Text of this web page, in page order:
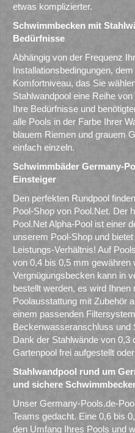
etwas komplizierter.
Schwimmbecken mit
Bedürfnisse
Abhängig von der Frequenz
Installationsbedingungen,
Komfortniveau, das Sie
Stahlwandpool eine Reihe
Ihre Bedürfnisse und
alle Pools in der Farbe Ihrer
blauem Riemen und grauem
einfach einzeln.
Schwimmbäder Germany-
Einsteiger
Den perfekten Rundpool
Pool-Shop von Pool.Net. Der
Pool.Net Alpha-Pool ist einer
unserem Pool-Shop und
Leistungs-Verhältnis! Auf
von 0,4 bis 0,5 mm
Vergnügungsbecken kann in
bestellt werden, es wird
Poolausstattung mit Zubehör
einem passenden
Beckenwasseranschluss
Dank der Stahlwände von 0,3
Gartenpool frei aufgestellt
Stahlwandpool rund um
und sichere
Unser Germany-Pools.de-
Teams gedacht. Eine 0,6 bis
den Umfang Ihres Pools und